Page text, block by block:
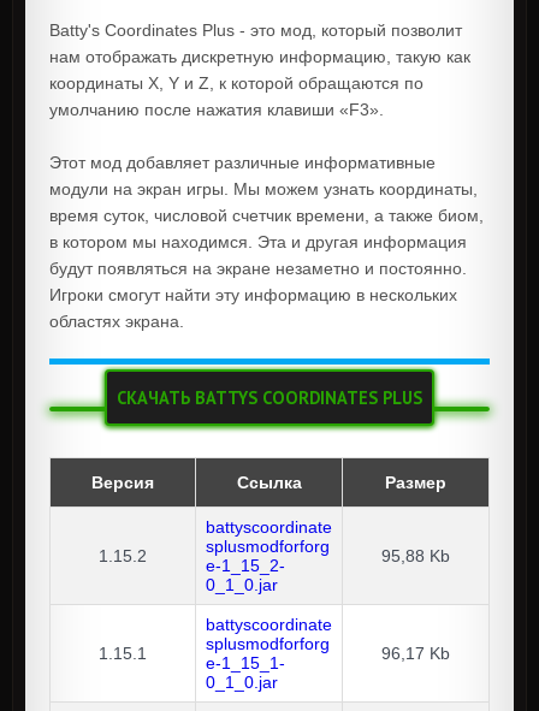
Batty's Coordinates Plus - это мод, который позволит
нам отображать дискретную информацию, такую как
координаты X, Y и Z, к которой обращаются по
умолчанию после нажатия клавиши «F3».
Этот мод добавляет различные информативные
модули на экран игры. Мы можем узнать координаты,
время суток, числовой счетчик времени, а также биом,
в котором мы находимся. Эта и другая информация
будут появляться на экране незаметно и постоянно.
Игроки смогут найти эту информацию в нескольких
областях экрана.
СКАЧАТЬ BATTYS COORDINATES PLUS
Версия Ссылка Размер
1.15.2
battyscoordinate
splusmodforforg
e-1_15_2-
0_1_0.jar
95,88 Kb
1.15.1
battyscoordinate
splusmodforforg
e-1_15_1-
0_1_0.jar
96,17 Kb